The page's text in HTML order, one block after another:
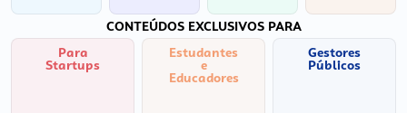
CONTEÚDOS EXCLUSIVOS PARA
Para
Startups
Estudantes
e
Educadores
Gestores
Públicos